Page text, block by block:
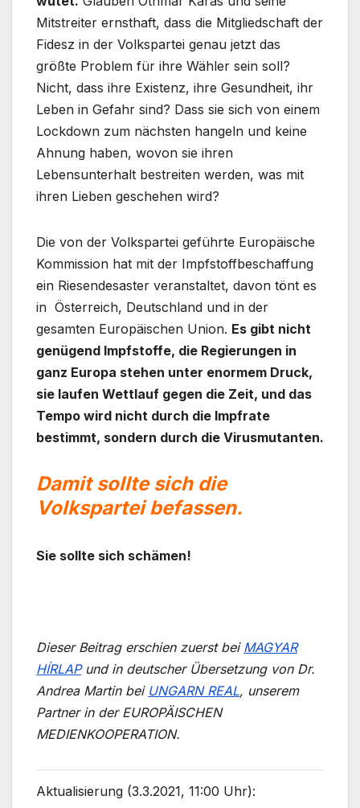
Mitstreiter ernsthaft, dass die Mitgliedschaft der
Fidesz in der Volkspartei genau jetzt das
größte Problem für ihre Wähler sein soll?
Nicht, dass ihre Existenz, ihre Gesundheit, ihr
Leben in Gefahr sind? Dass sie sich von einem
Lockdown zum nächsten hangeln und keine
Ahnung haben, wovon sie ihren
Lebensunterhalt bestreiten werden, was mit
ihren Lieben geschehen wird?
Die von der Volkspartei geführte Europäische
Kommission hat mit der Impfstoffbeschaffung
ein Riesendesaster veranstaltet, davon tönt es
in Österreich, Deutschland und in der
gesamten Europäischen Union. Es gibt nicht
genügend Impfstoffe, die Regierungen in
ganz Europa stehen unter enormem Druck,
sie laufen Wettlauf gegen die Zeit, und das
Tempo wird nicht durch die Impfrate
bestimmt, sondern durch die Virusmutanten.
Damit sollte sich die
Volkspartei befassen.
Sie sollte sich schämen!
Dieser Beitrag erschien zuerst bei MAGYAR
HÍRLAPund in deutscher Übersetzung von Dr.
Andrea Martin bei UNGARN REAL, unserem
Partner in der EUROPÄISCHEN
MEDIENKOOPERATION.
Aktualisierung (3.3.2021, 11:00 Uhr):